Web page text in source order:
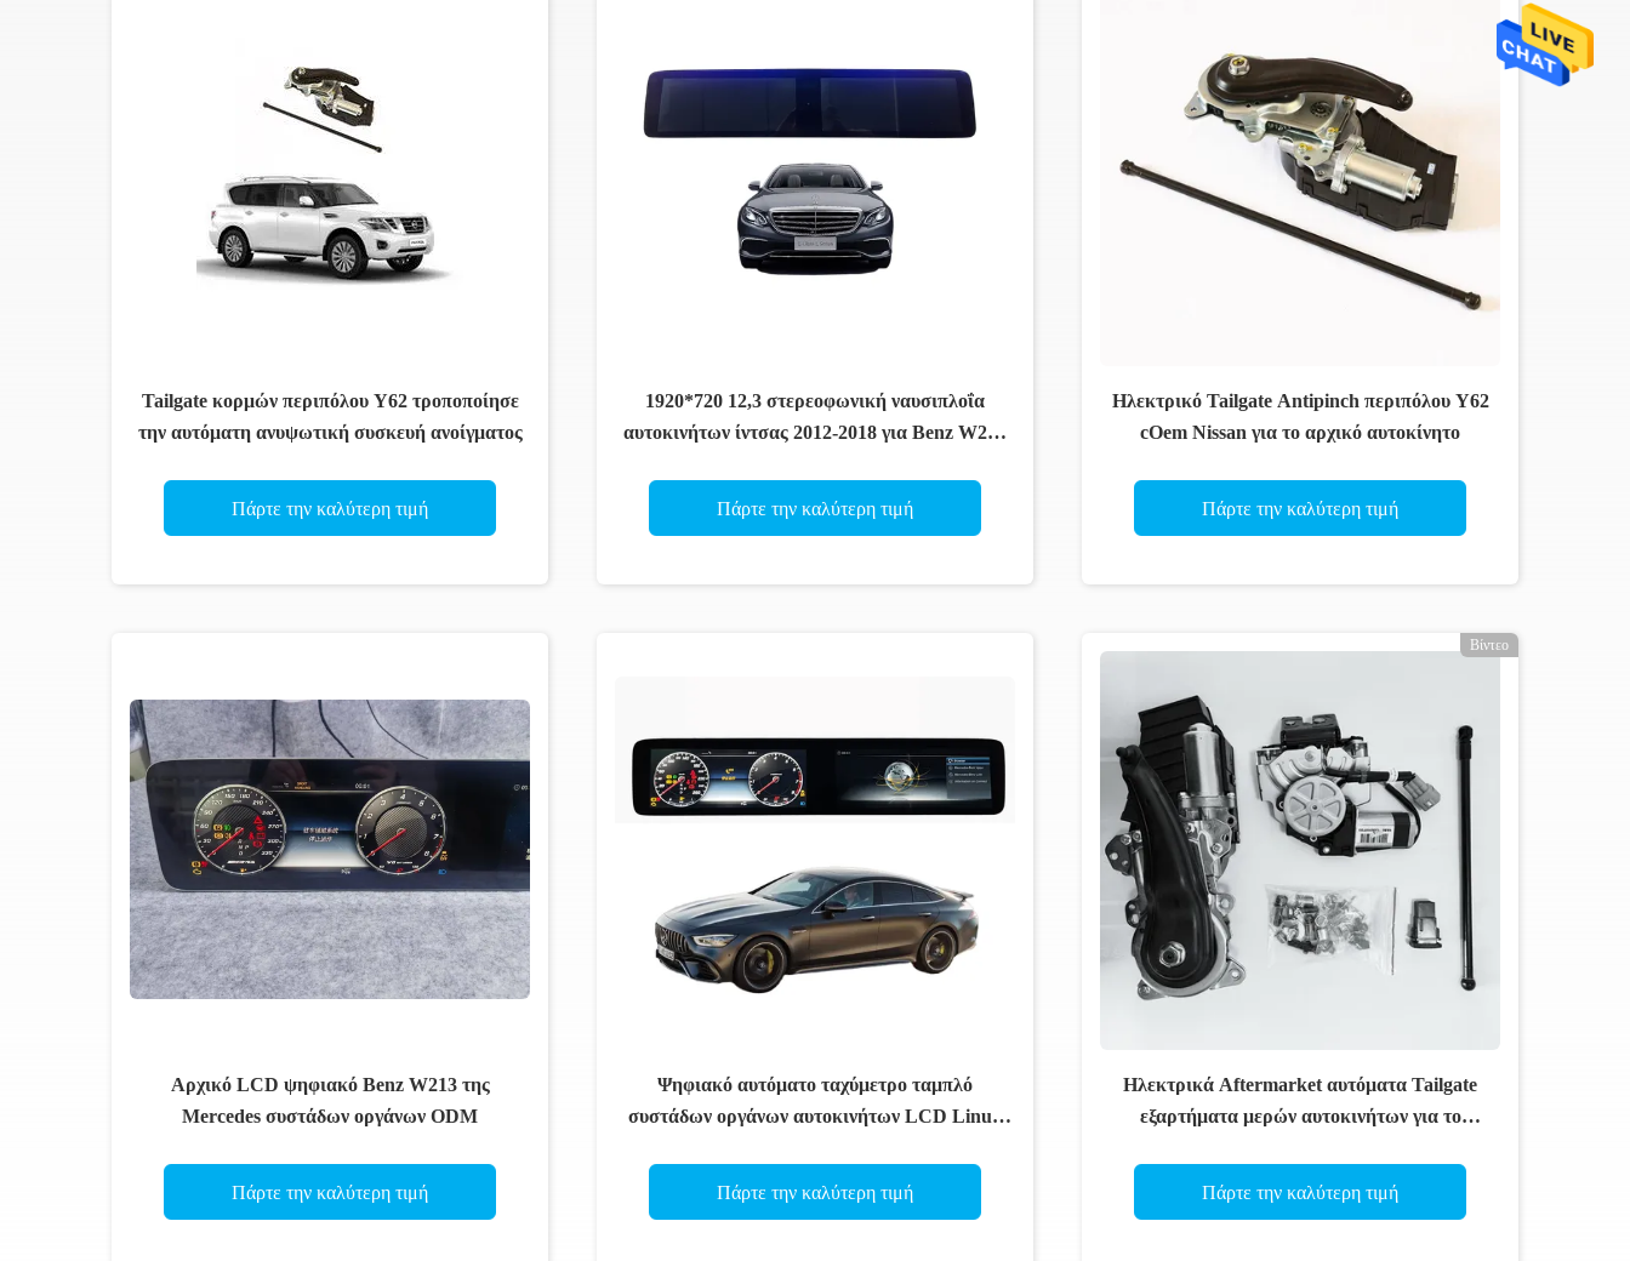
Tailgate κορμών περιπόλου Y62 τροποποίησε
την αυτόματη ανυψωτική συσκευή ανοίγματος
Πάρτε την καλύτερη τιμή
1920*720 12,3 στερεοφωνική ναυσιπλοΐα
αυτοκινήτων ίντσας 2012-2018 για Benz W213
Πάρτε την καλύτερη τιμή
Ηλεκτρικό Tailgate Antipinch περιπόλου Y62
cOem Nissan για το αρχικό αυτοκίνητο
Πάρτε την καλύτερη τιμή
Αρχικό LCD ψηφιακό Benz W213 της
Mercedes συστάδων οργάνων ODM
Πάρτε την καλύτερη τιμή
Ψηφιακό αυτόματο ταχύμετρο ταμπλό
συστάδων οργάνων αυτοκινήτων LCD Linux
Πάρτε την καλύτερη τιμή
Βίντεο
Ηλεκτρικά Aftermarket αυτόματα Tailgate
εξαρτήματα μερών αυτοκινήτων για το
Πάρτε την καλύτερη τιμή